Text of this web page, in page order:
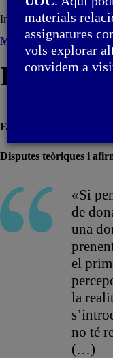
Introducció
Menú
El nostre cos
Disputes teòriques i
«Si
de
una
el
la
no té
(…)
materials
assignatures
vols explorar
convidem a